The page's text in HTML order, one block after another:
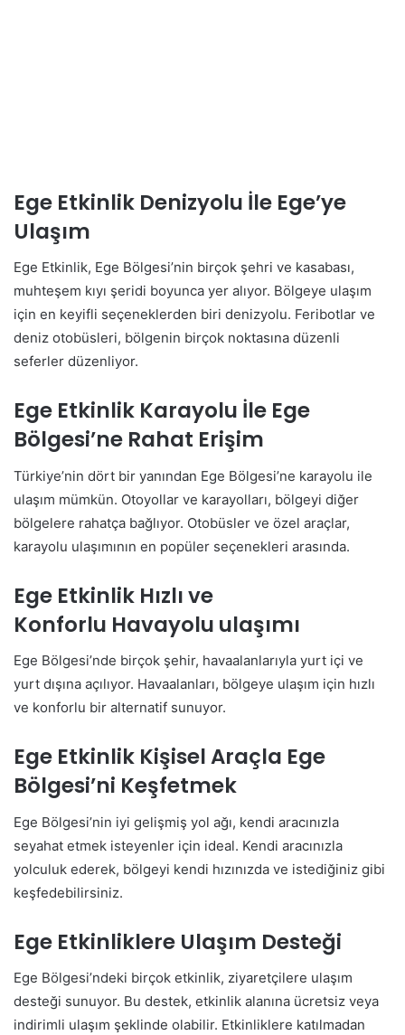
Ege Etkinlik Denizyolu İle Ege’ye
Ulaşım
Ege Etkinlik, Ege Bölgesi’nin birçok şehri ve kasabası,
muhteşem kıyı şeridi boyunca yer alıyor. Bölgeye ulaşım
için en keyifli seçeneklerden biri denizyolu. Feribotlar ve
deniz otobüsleri, bölgenin birçok noktasına düzenli
seferler düzenliyor.
Ege Etkinlik Karayolu İle Ege
Bölgesi’ne Rahat Erişim
Türkiye’nin dört bir yanından Ege Bölgesi’ne karayolu ile
ulaşım mümkün. Otoyollar ve karayolları, bölgeyi diğer
bölgelere rahatça bağlıyor. Otobüsler ve özel araçlar,
karayolu ulaşımının en popüler seçenekleri arasında.
Ege Etkinlik Hızlı ve
Konforlu Havayolu ulaşımı
Ege Bölgesi’nde birçok şehir, havaalanlarıyla yurt içi ve
yurt dışına açılıyor. Havaalanları, bölgeye ulaşım için hızlı
ve konforlu bir alternatif sunuyor.
Ege Etkinlik Kişisel Araçla Ege
Bölgesi’ni Keşfetmek
Ege Bölgesi’nin iyi gelişmiş yol ağı, kendi aracınızla
seyahat etmek isteyenler için ideal. Kendi aracınızla
yolculuk ederek, bölgeyi kendi hızınızda ve istediğiniz gibi
keşfedebilirsiniz.
Ege Etkinliklere Ulaşım Desteği
Ege Bölgesi’ndeki birçok etkinlik, ziyaretçilere ulaşım
desteği sunuyor. Bu destek, etkinlik alanına ücretsiz veya
indirimli ulaşım şeklinde olabilir. Etkinliklere katılmadan